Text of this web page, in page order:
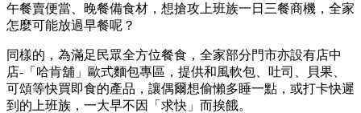
午餐賣便當、晚餐備食材，想搶攻上班族一日三餐商機，全家
怎麼可能放過早餐呢？
同樣的，為滿足民眾全方位餐食，全家部分門市亦設有店中
店-「哈肯舖」歐式麵包專區，提供和風軟包、吐司、貝果、
可頌等快買即食的產品，讓偶爾想偷懶多睡一點，或打卡快遲
到的上班族，一大早不因「求快」而挨餓。